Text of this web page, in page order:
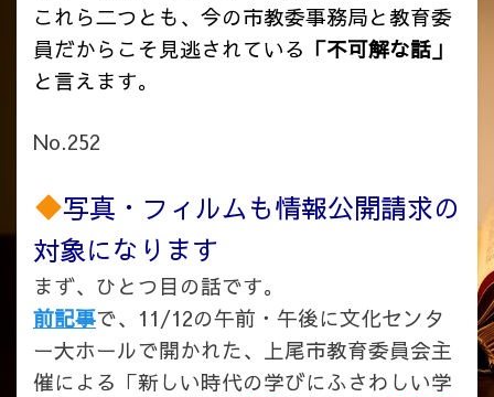
これら二つとも、今の市教委事務局と教育委
員だからこそ見逃されている 「不可解な話」
と言えます。
No.252
写真・フィルムも情報公開請求の
対象になります
まず、ひとつ目の話です。
前記事で、11/12の午前・午後に文化センタ
ー大ホールで開かれた、上尾市教育委員会主
催による「新しい時代の学びにふさわしい学